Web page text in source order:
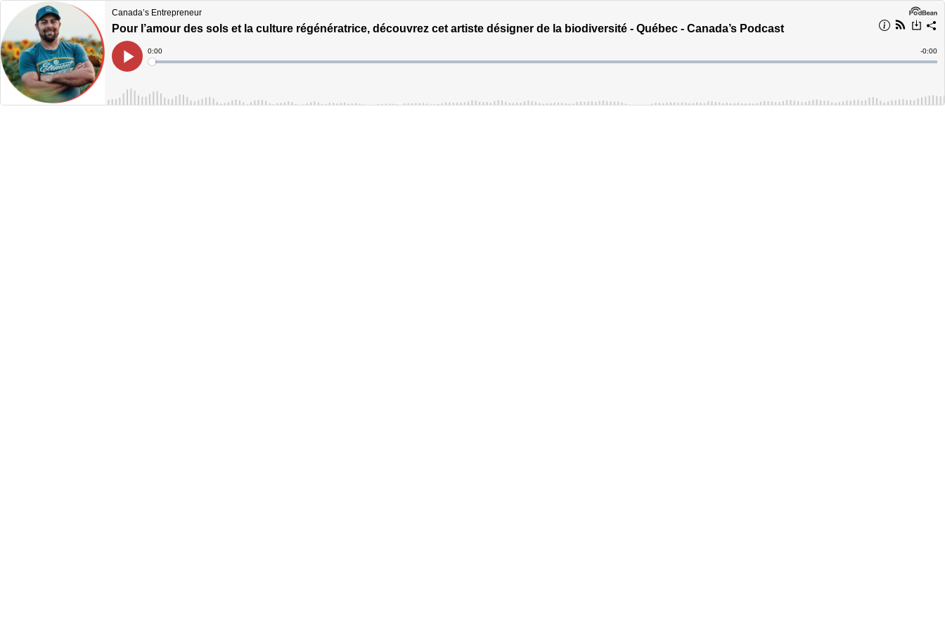
Canada’s Entrepreneur
Pour l’amour des sols et la culture régénératrice, découvrez cet artiste désigner de la biodiversité - Québec - Canada’s Podcast
Play
Current
Time
0:00
Loaded:
Time
-0:00